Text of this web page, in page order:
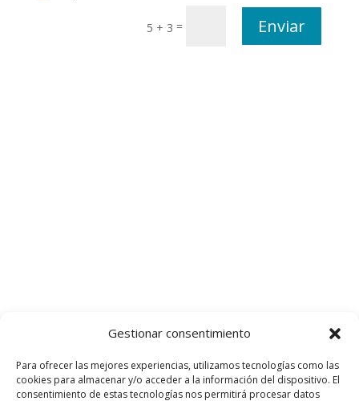
Gestionar consentimiento
Para ofrecer las mejores experiencias, utilizamos tecnologías como las
cookies para almacenar y/o acceder a la información del dispositivo. El
consentimiento de estas tecnologías nos permitirá procesar datos
5 + 3 = Enviar